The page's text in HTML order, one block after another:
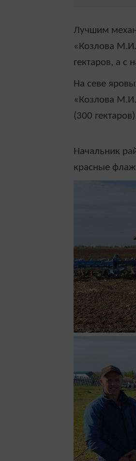
Лучшим
«Козлова
гектаров, а с
На севе
«Козлова
(300
Начальник
красные